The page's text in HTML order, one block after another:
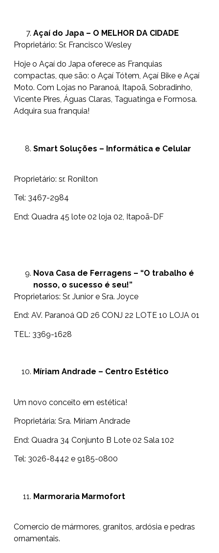
Açaí do Japa – O MELHOR DA CIDADE
Proprietário: Sr. Francisco Wesley
Hoje o Açaí do Japa oferece as Franquias
compactas, que são: o Açaí Tótem, Açaí Bike e Açaí
Moto. Com Lojas no Paranoá, Itapoã, Sobradinho,
Vicente Pires, Águas Claras, Taguatinga e Formosa.
Adquira sua franquia!
Smart Soluções – Informática e Celular
Proprietário: sr. Ronilton
Tel: 3467-2984
End: Quadra 45 lote 02 loja 02, Itapoã-DF
Nova Casa de Ferragens – “O trabalho é
nosso, o sucesso é seu!”
Proprietarios: Sr. Junior e Sra. Joyce
End: AV. Paranoá QD 26 CONJ 22 LOTE 10 LOJA 01
TEL: 3369-1628
Míriam Andrade – Centro Estético
Um novo conceito em estética!
Proprietária: Sra. Míriam Andrade
End: Quadra 34 Conjunto B Lote 02 Sala 102
Tel: 3026-8442 e 9185-0800
Marmoraria Marmofort
Comercio de mármores, granitos, ardósia e pedras
ornamentais.